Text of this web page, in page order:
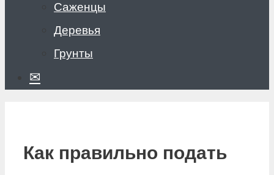
Саженцы
Деревья
Грунты
✉
Как правильно подать